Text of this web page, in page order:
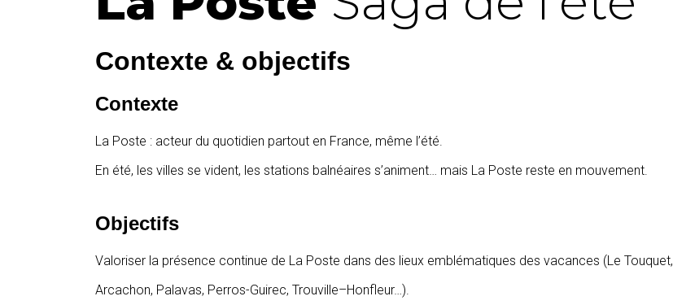
Contexte & objectifs
Contexte
La Poste : acteur du quotidien partout en France, même l’été.
En été, les villes se vident, les stations balnéaires s’animent… mais La Poste reste en mouvement.
Objectifs
Valoriser la présence continue de La Poste dans des lieux emblématiques des vacances (Le Touquet,
Arcachon, Palavas, Perros-Guirec, Trouville–Honfleur…).